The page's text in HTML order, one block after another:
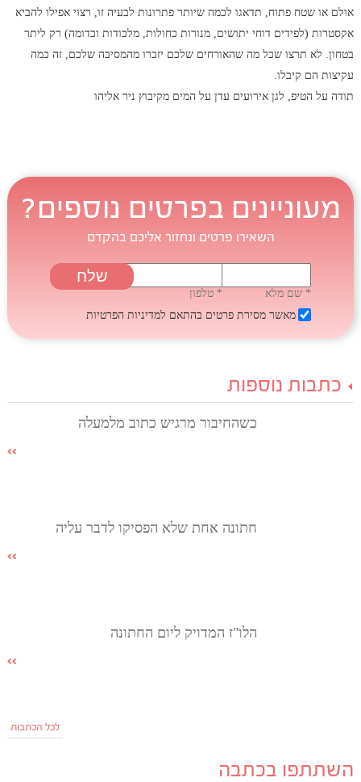
אולם או שטח פתוח, תדאגו לכמה שיותר פתרונות לבעיה זו, רצוי אפילו להביא
אקסטרות (לפידים דוחי יתושים, מנורות כחולות, מלכודות וכדומה) רק ליתר
בטחון. לא תרצו שכל מה שהאורחים שלכם יזכרו מהמסיבה שלכם, זה כמה
עקיצות הם קיבלו.
תודה על הטיפ, לגן אירועים עדן על המים מקיבוץ ניר אליהו
מעוניינים בפרטים נוספים?
השאירו פרטים ונחזור אליכם בהקדם
* שם מלא
* טלפון
מאשר מסירת פרטים בהתאם למדיניות הפרטיות
כתבות נוספות
כשהחיבור מרגיש כתוב מלמעלה
חתונה אחת שלא הפסיקו לדבר עליה
הלו"ז המדויק ליום החתונה
לכל הכתבות
השתתפו בכתבה